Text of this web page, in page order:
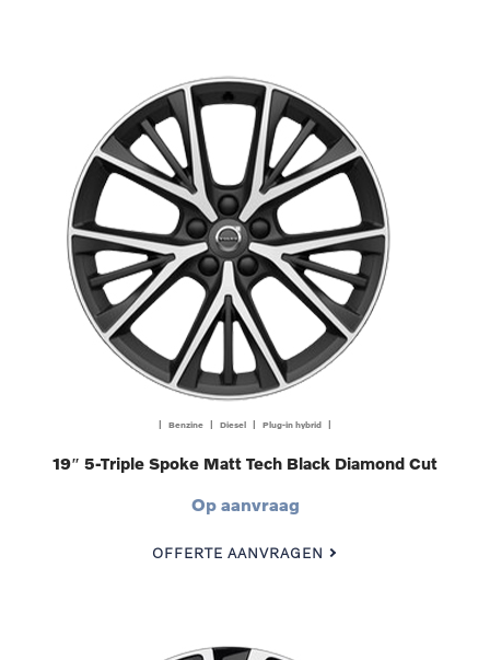
| Benzine | Diesel | Plug-in hybrid |
19″ 5-Triple Spoke Matt Tech Black Diamond Cut
Op aanvraag
OFFERTE AANVRAGEN